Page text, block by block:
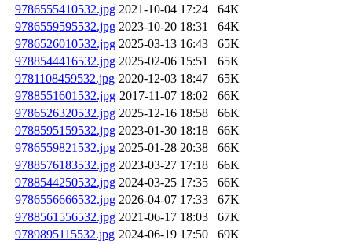
9786555410532.jpg 2021-10-04 17:24
64K
9786559595532.jpg 2023-10-20 18:31
64K
9786526010532.jpg 2025-03-13 16:43
65K
9788544416532.jpg 2025-02-06 15:51
65K
9781108459532.jpg 2020-12-03 18:47
65K
9788551601532.jpg 2017-11-07 18:02
66K
9786526320532.jpg 2025-12-16 18:58
66K
9788595159532.jpg 2023-01-30 18:18
66K
9786559821532.jpg 2025-01-28 20:38
66K
9788576183532.jpg 2023-03-27 17:18
66K
9788544250532.jpg 2024-03-25 17:35
66K
9786556666532.jpg 2026-04-07 17:33
67K
9788561556532.jpg 2021-06-17 18:03
67K
9789895115532.jpg 2024-06-19 17:50
69K